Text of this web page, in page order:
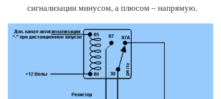
сигнализации минусом, а плюсом – напрямую.